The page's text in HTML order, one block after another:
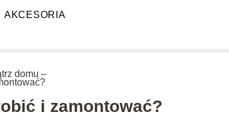
AKCESORIA
domu –
i zamontować?